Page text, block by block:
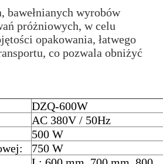
bawełnianych wyrobów
próżniowych, w celu
opakowania, łatwego
co pozwala obniżyć
DZQ-600W
AC 380V / 50Hz
500 W
750 W